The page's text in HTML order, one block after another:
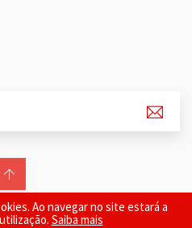
Ao navegar no site estará a
Saiba mais
os direitos reservados.